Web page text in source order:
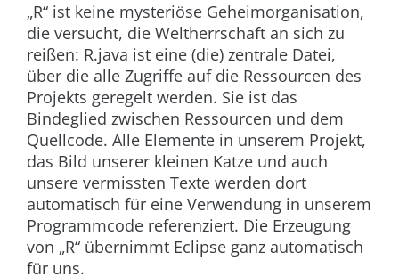
„R“ ist keine mysteriöse Geheimorganisation,
die versucht, die Weltherrschaft an sich zu
reißen: R.java ist eine (die) zentrale Datei,
über die alle Zugriffe auf die Ressourcen des
Projekts geregelt werden. Sie ist das
Bindeglied zwischen Ressourcen und dem
Quellcode. Alle Elemente in unserem Projekt,
das Bild unserer kleinen Katze und auch
unsere vermissten Texte werden dort
automatisch für eine Verwendung in unserem
Programmcode referenziert. Die Erzeugung
von „R“ übernimmt Eclipse ganz automatisch
für uns.